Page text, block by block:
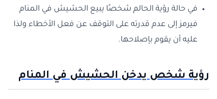
في حالة رؤية الحالم شخصًا يبيع الحشيش في المنام
فيرمز إلى عدم قدرته على التوقف عن فعل الأخطاء ولذا
عليه أن يقوم بإصلاحها.
رؤية شخص يدخن الحشيش في المنام